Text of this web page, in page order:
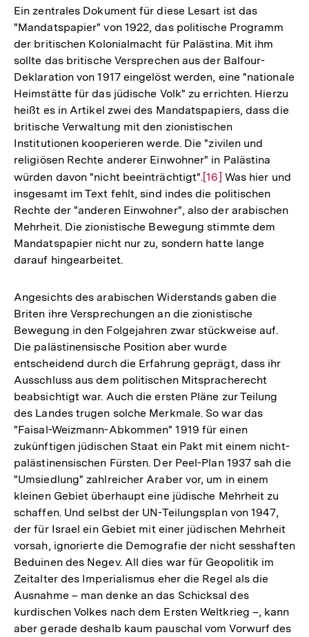
der
Fußnote
Ein zentrales Dokument für diese Lesart ist das
"Mandatspapier" von 1922, das politische Programm
der britischen Kolonialmacht für Palästina. Mit ihm
sollte das britische Versprechen aus der Balfour-
Deklaration von 1917 eingelöst werden, eine "nationale
Heimstätte für das jüdische Volk" zu errichten. Hierzu
heißt es in Artikel zwei des Mandatspapiers, dass die
britische Verwaltung mit den zionistischen
Institutionen kooperieren werde. Die "zivilen und
religiösen Rechte anderer Einwohner" in Palästina
würden davon "nicht beeinträchtigt".Zur
Auflösung
der
Fußnote
[16] Was hier und
insgesamt im Text fehlt, sind indes die politischen
Rechte der "anderen Einwohner", also der arabischen
Mehrheit. Die zionistische Bewegung stimmte dem
Mandatspapier nicht nur zu, sondern hatte lange
darauf hingearbeitet.
Angesichts des arabischen Widerstands gaben die
Briten ihre Versprechungen an die zionistische
Bewegung in den Folgejahren zwar stückweise auf.
Die palästinensische Position aber wurde
entscheidend durch die Erfahrung geprägt, dass ihr
Ausschluss aus dem politischen Mitspracherecht
beabsichtigt war. Auch die ersten Pläne zur Teilung
des Landes trugen solche Merkmale. So war das
"Faisal-Weizmann-Abkommen" 1919 für einen
zukünftigen jüdischen Staat ein Pakt mit einem nicht-
palästinensischen Fürsten. Der Peel-Plan 1937 sah die
"Umsiedlung" zahlreicher Araber vor, um in einem
kleinen Gebiet überhaupt eine jüdische Mehrheit zu
schaffen. Und selbst der UN-Teilungsplan von 1947,
der für Israel ein Gebiet mit einer jüdischen Mehrheit
vorsah, ignorierte die Demografie der nicht sesshaften
Beduinen des Negev. All dies war für Geopolitik im
Zeitalter des Imperialismus eher die Regel als die
Ausnahme – man denke an das Schicksal des
kurdischen Volkes nach dem Ersten Weltkrieg –, kann
aber gerade deshalb kaum pauschal vom Vorwurf des